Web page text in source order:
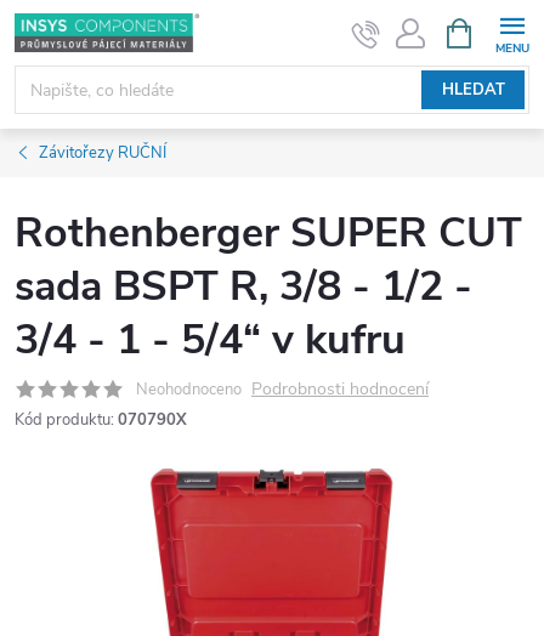
Přejít
na
obsah
HLEDAT
NÁKUPNÍ
KOŠÍK
Závitořezy RUČNÍ
Rothenberger SUPER CUT
sada BSPT R, 3/8 - 1/2 -
3/4 - 1 - 5/4“ v kufru
Neohodnoceno Podrobnosti hodnocení
Kód produktu: 070790X